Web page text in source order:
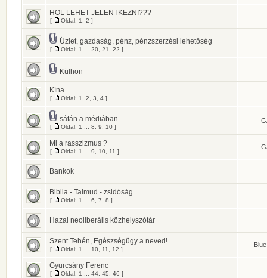
HOL LEHET JELENTKEZNI???
[ Oldal: 1 2 ]
Üzlet, gazdaság, pénz, pénzszerzési lehetőség
[ Oldal: 1 20 21 22 ]
Külhon
Kína
[ Oldal: 1 2 3 4 ]
sátán a médiában
[ Oldal: 1 8 9 10 ]
Mi a rasszizmus ?
[ Oldal: 1 9 10 11 ]
Bankok
Biblia - Talmud - zsidóság
[ Oldal: 1 6 7 8 ]
Hazai neoliberális közhelyszótár
Szent Tehén, Egészségügy a neved!
[ Oldal: 1 10 11 12 ]
Gyurcsány Ferenc
[ Oldal: 1 44 45 46 ]